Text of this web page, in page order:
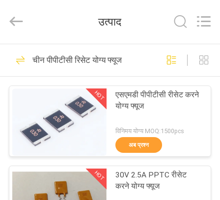
उत्पादों
हमारे
Electronics
Co.,Ltd.
Reserved.
धातु ऑक्साइड Varistor
91
एसएमडी Varistor
34
उत्पाद
चीन पीपीटीसी रिसेट योग्य फ्यूज
HOT
एसएमडी पीपीटीसी रीसेट करने
योग्य फ्यूज
विनिमय योग्य MOQ:1500pcs
अब प्रश्न
HOT
30V 2.5A PPTC रीसेट
करने योग्य फ्यूज